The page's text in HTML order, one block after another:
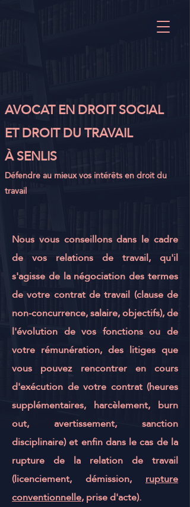
AVOCAT EN DROIT SOCIAL
ET DROIT DU TRAVAIL
À SENLIS
Défendre au mieux vos intérêts en droit du
travail
Nous vous conseillons dans le cadre
de vos relations de travail, qu'il
s'agisse de la négociation des termes
de votre contrat de travail (clause de
non-concurrence, salaire, objectifs), de
l'évolution de vos fonctions ou de
votre rémunération, des litiges que
vous pouvez rencontrer en cours
d'exécution de votre contrat (heures
supplémentaires, harcèlement, burn
out, avertissement, sanction
disciplinaire) et enfin dans le cas de la
rupture de la relation de travail
(licenciement, démission, rupture
conventionnelle,prise d'acte).